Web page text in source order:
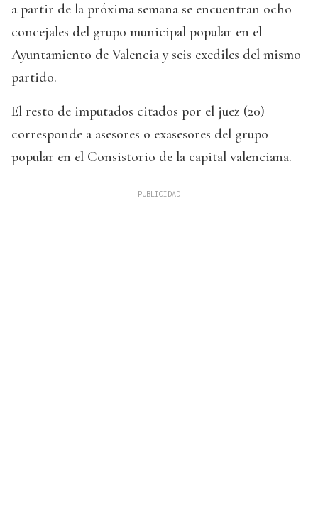
a partir de la próxima semana se encuentran ocho
concejales del grupo municipal popular en el
Ayuntamiento de Valencia y seis exediles del mismo
partido.
El resto de imputados citados por el juez (20)
corresponde a asesores o exasesores del grupo
popular en el Consistorio de la capital valenciana.